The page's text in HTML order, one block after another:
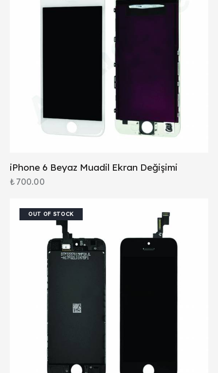
iPhone 6 Beyaz Muadil Ekran Değişimi
₺700.00
OUT OF STOCK